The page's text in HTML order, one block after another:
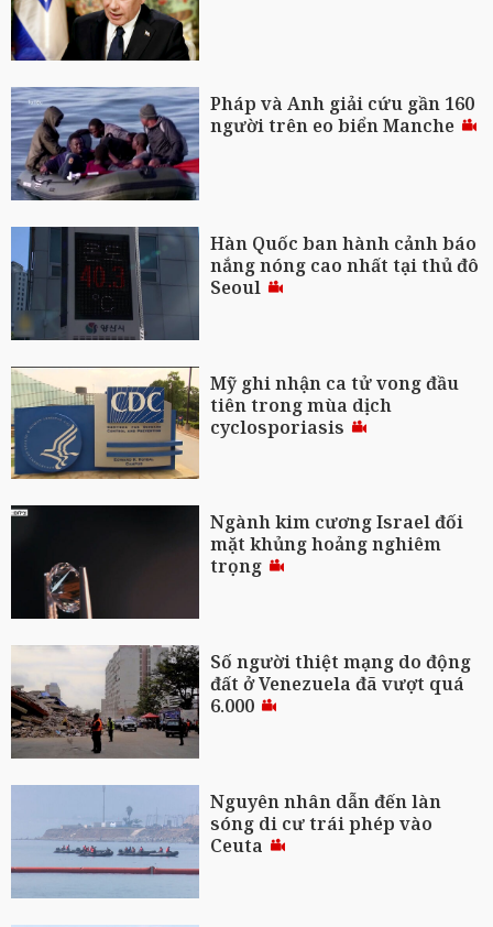
Pháp và Anh giải cứu gần 160
người trên eo biển Manche
Hàn Quốc ban hành cảnh báo
nắng nóng cao nhất tại thủ đô
Seoul
Mỹ ghi nhận ca tử vong đầu
tiên trong mùa dịch
cyclosporiasis
Ngành kim cương Israel đối
mặt khủng hoảng nghiêm
trọng
Số người thiệt mạng do động
đất ở Venezuela đã vượt quá
6.000
Nguyên nhân dẫn đến làn
sóng di cư trái phép vào
Ceuta